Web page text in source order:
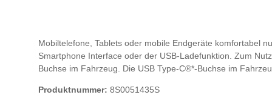
Mobiltelefone, Tablets oder mobile Endgeräte komfortabel
Smartphone Interface oder der USB-Ladefunktion. Zum
Buchse im Fahrzeug. Die USB Type-C®*-Buchse im
Lightning-Buchse, abgewinkelt (Kabellänge ca. 63
Produktnummer: 8S0051435S